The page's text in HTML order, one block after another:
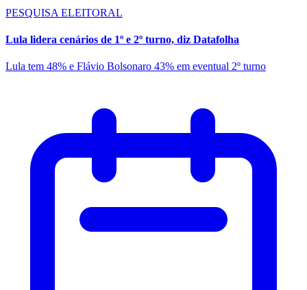
PESQUISA ELEITORAL
Lula lidera cenários de 1º e 2º turno, diz Datafolha
Lula tem 48% e Flávio Bolsonaro 43% em eventual 2º turno